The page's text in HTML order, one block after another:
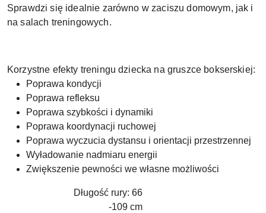
Sprawdzi się idealnie zarówno w zaciszu domowym, jak i
na salach treningowych.
Korzystne efekty treningu dziecka na gruszce bokserskiej:
Poprawa kondycji
Poprawa refleksu
Poprawa szybkości i dynamiki
Poprawa koordynacji ruchowej
Poprawa wyczucia dystansu i orientacji przestrzennej
Wyładowanie nadmiaru energii
Zwiększenie pewności we własne możliwości
Długość rury: 66
-109 cm